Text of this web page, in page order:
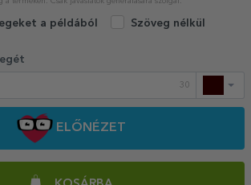
a példából Szöveg nélkül
30
ELŐNÉZET